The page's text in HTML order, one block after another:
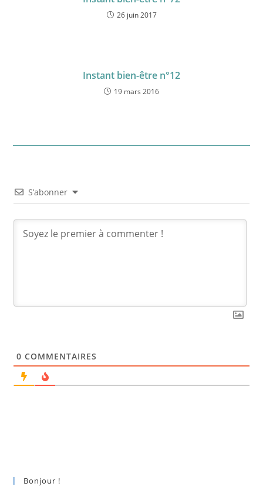
26 juin 2017
Instant bien-être n°12
19 mars 2016
S’abonner
0 COMMENTAIRES
Bonjour !